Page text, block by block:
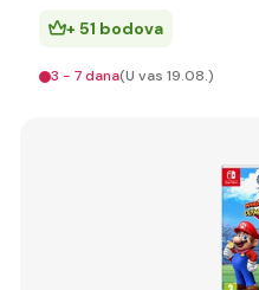
+ 51 bodova
3 - 7 dana(U vas 19.08.)